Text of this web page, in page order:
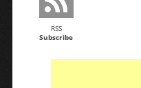
RSS
Subscribe